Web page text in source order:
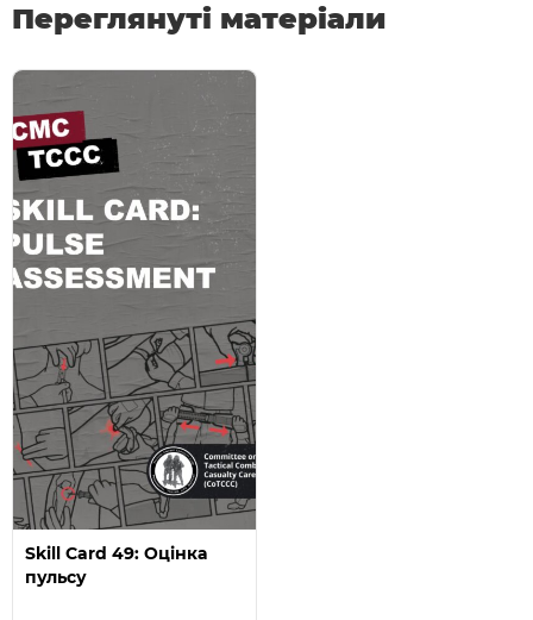
Переглянуті матеріали
Skill Card 49: Оцінка
пульсу